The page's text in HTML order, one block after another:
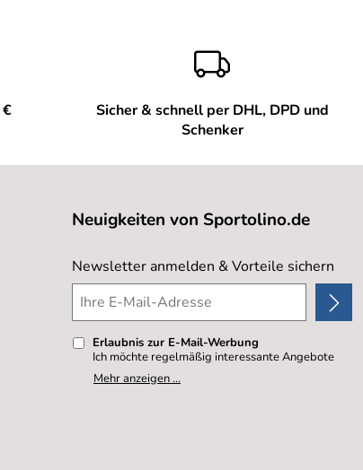
Sicher & schnell per DHL, DPD und
Schenker
Neuigkeiten von Sportolino.de
Newsletter anmelden & Vorteile sichern
Erlaubnis zur E-Mail-Werbung
Ich möchte regelmäßig interessante Angebote
per E-Mail erhalten. Meine E-Mail-Adresse wird
nicht an andere Unternehmen weitergegeben. Zu
Mehr anzeigen ...